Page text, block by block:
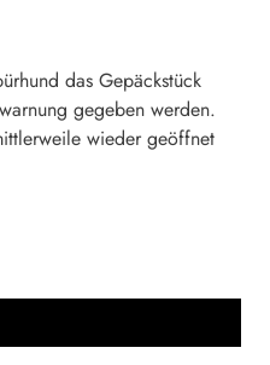
das Gepäckstück
gegeben werden.
wieder geöffnet